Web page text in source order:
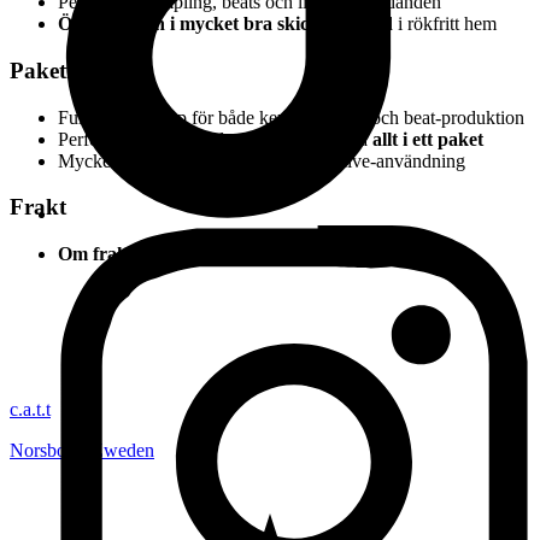
Öppnad men i mycket bra skick
, förvarad i rökfritt hem
Paketfördelar
Fullständig setup för både keyboard-spel och beat-produktion
Perfekt för musikproducenter som vill haallt i ett paket
Mycket attraktivt för både studio och live-användning
Frakt
Om frakt önskas, kontakta mig innan köp!
c.a.t.t
Norsborg
Zweden